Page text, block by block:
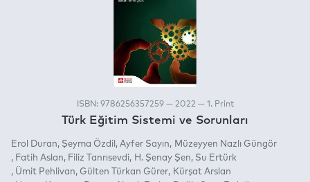
ISBN: 9786256357259 — 2022 — 1. Print
Türk Eğitim Sistemi ve Sorunları
Erol Duran Şeyma Özdil Ayfer Sayın
Müzeyyen Nazlı Güngör
Fatih Aslan
Filiz Tanrısevdi H. Şenay Şen
Su Ertürk
Ümit Pehlivan
Gülten Türkan Gürer
Kürşat Arslan